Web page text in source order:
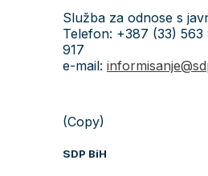
Služba za odnose s
Telefon: +387 (33) 563
917
e-mail:
(Copy)
SDP BiH